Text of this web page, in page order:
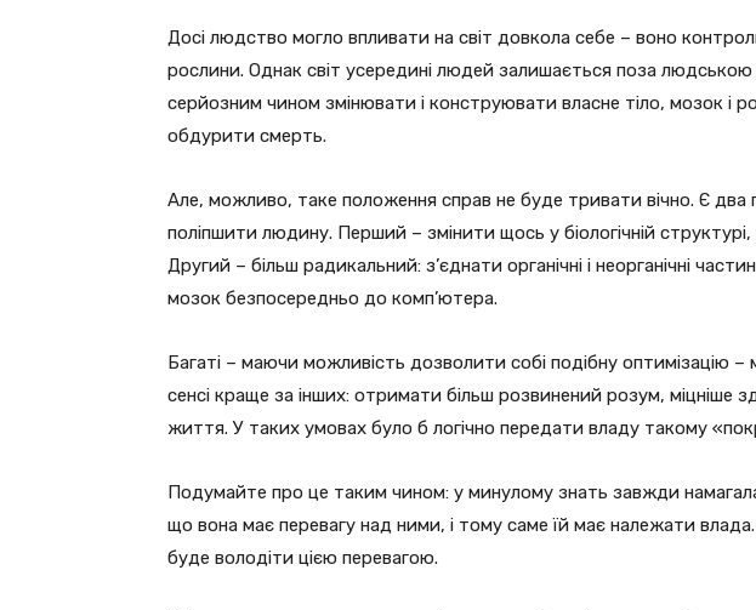
Досі людство могло впливати на світ довкола себе – воно
рослини. Однак світ усередині людей залишається поза
серйозним чином змінювати і конструювати власне тіло, мозок і
обдурити смерть.
Але, можливо, таке положення справ не буде тривати вічно. Є два
поліпшити людину. Перший – змінити щось у біологічній
Другий – більш радикальний: з’єднати органічні і неорганічні
мозок безпосередньо до комп’ютера.
Багаті – маючи можливість дозволити собі подібну оптимізацію
сенсі краще за інших: отримати більш розвинений розум, міцніше
життя. У таких умовах було б логічно передати владу такому
Подумайте про це таким чином: у минулому знать завжди
що вона має перевагу над ними, і тому саме їй має належати
буде володіти цією перевагою.